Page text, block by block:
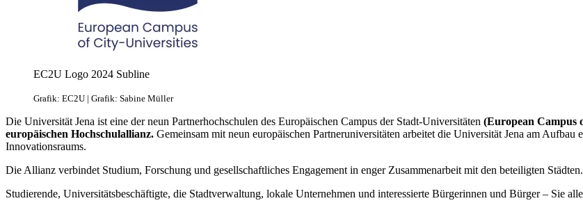
EC2U Logo 2024 Subline
Grafik: EC2U | Grafik: Sabine Müller
Die Universität Jena ist eine der neun Partnerhochschulen des Europäischen Campus der Stadt-Universitäten (European Campus
europäischen Hochschulallianz. Gemeinsam mit neun europäischen Partneruniversitäten arbeitet die Universität Jena am Aufbau
Innovationsraums.
Die Allianz verbindet Studium, Forschung und gesellschaftliches Engagement in enger Zusammenarbeit mit den beteiligten Städten.
Studierende, Universitätsbeschäftigte, die Stadtverwaltung, lokale Unternehmen und interessierte Bürgerinnen und Bürger – Sie